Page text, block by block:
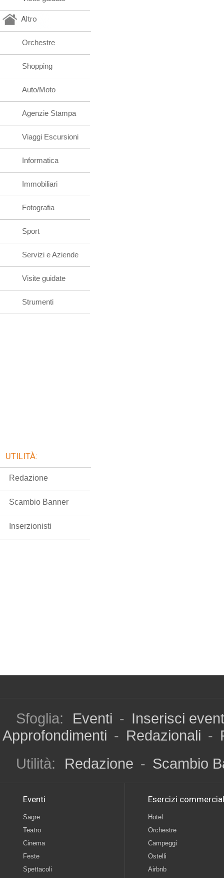
Altro
Orchestre
Shopping
Auto/Moto
Agenzie Stampa
Viaggi Escursioni
Informatica
Immobiliari
Fotografia
Sport
Servizi e Aziende
Visite guidate
Strumenti
UTILITÀ:
Redazione
Scambio Banner
Inserzionisti
Sfoglia: Eventi - Inserisci
Approfondimenti - Redazionali -
Utilità:
Redazione - Scambio
Eventi
Sagre
Teatro
Cinema
Feste
Spettacoli
Esercizi
Hotel
Orchestre
Campeggi
Ostelli
Airbnb